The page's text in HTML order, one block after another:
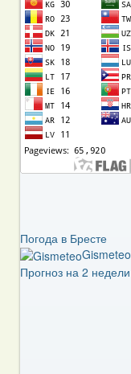
Погода в Бресте
Gismeteo
Прогноз на 2 недели